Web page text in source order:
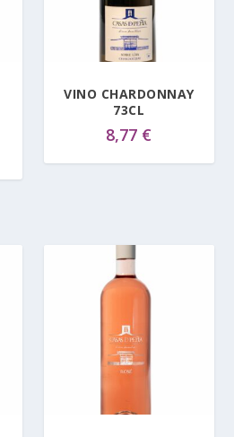
VINO CHARDONNAY
73CL
8,77 €